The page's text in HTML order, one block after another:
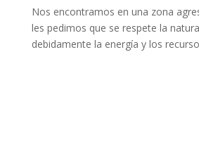
Nos encontramos en una zona
les pedimos que se respete la
debidamente la energía y los